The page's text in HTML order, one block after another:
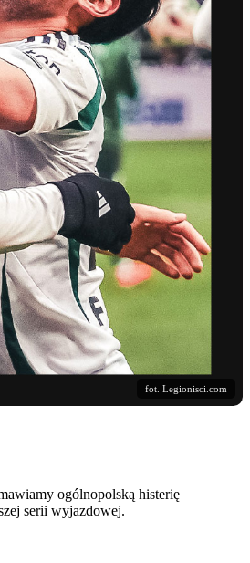
fot. Legionisci.com
ogólnopolską histerię
serii wyjazdowej.